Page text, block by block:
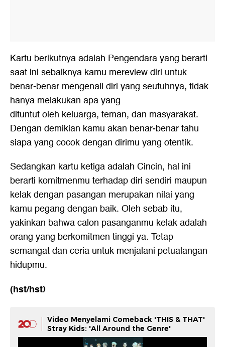
Kartu berikutnya adalah Pengendara yang berarti
saat ini sebaiknya kamu mereview diri untuk
benar-benar mengenali diri yang seutuhnya, tidak
hanya melakukan apa yang
dituntut oleh keluarga, teman, dan masyarakat.
Dengan demikian kamu akan benar-benar tahu
siapa yang cocok dengan dirimu yang otentik.
Sedangkan kartu ketiga adalah Cincin, hal ini
berarti komitmenmu terhadap diri sendiri maupun
kelak dengan pasangan merupakan nilai yang
kamu pegang dengan baik. Oleh sebab itu,
yakinkan bahwa calon pasanganmu kelak adalah
orang yang berkomitmen tinggi ya. Tetap
semangat dan ceria untuk menjalani petualangan
hidupmu.
(hst/hst)
Video Menyelami Comeback 'THIS & THAT'
Stray Kids: 'All Around the Genre'